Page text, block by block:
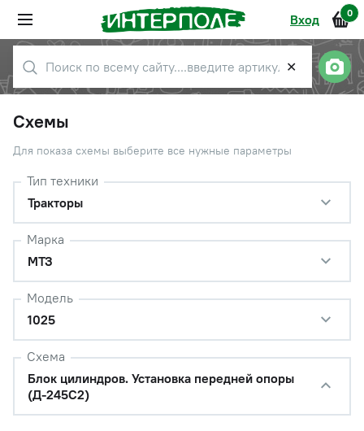
Вход 0
✕
Схемы
Для показа схемы выберите все нужные параметры
Тип техники
Тракторы
Марка
МТЗ
Модель
1025
Схема
Блок цилиндров. Установка передней опоры
(Д-245С2)